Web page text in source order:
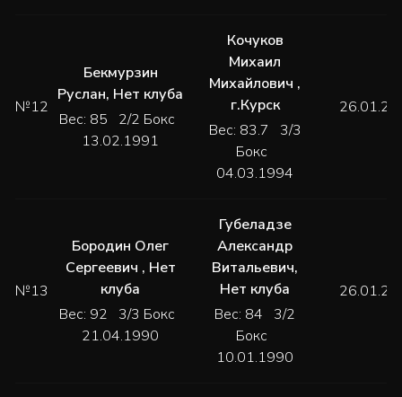
№12
Бекмурзин
Руслан, Нет клуба
Вес: 85 2/2 Бокс
13.02.1991
Кочуков
Михаил
Михайлович ,
г.Курск
Вес: 83.7 3/3
Бокс
04.03.1994
№13
Бородин Олег
Сергеевич , Нет
клуба
Вес: 92 3/3 Бокс
21.04.1990
Губеладзе
Александр
Витальевич,
Нет клуба
Вес: 84 3/2
Бокс
10.01.1990